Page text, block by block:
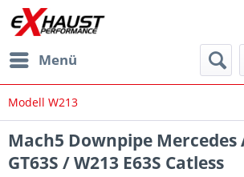
Menü
Modell W213
Mach5 Downpipe Mercedes
GT63S / W213 E63S Catless